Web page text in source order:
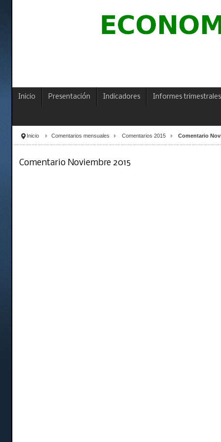
Inicio Presentación Indicadores Informes trimestrales
Inicio Comentarios mensuales Comentarios 2015 Comentario
Comentario Noviembre 2015